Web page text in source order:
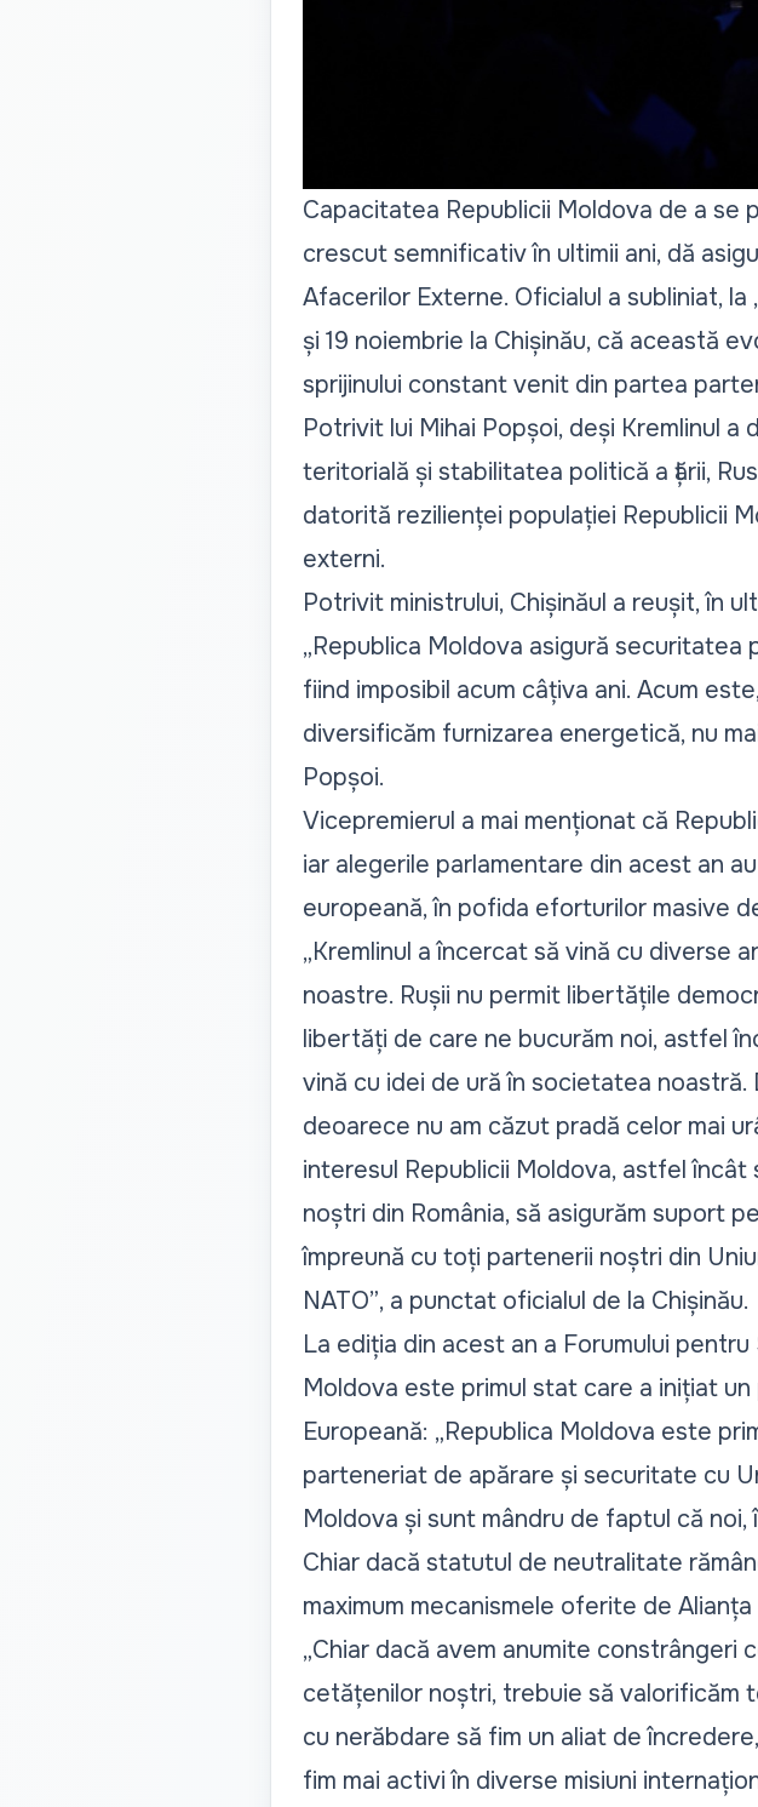
Capacitatea Republicii Moldova de a se
crescut semnificativ în ultimii ani, dă
Afacerilor Externe. Oficialul a subliniat,
și 19 noiembrie la Chișinău, că această
sprijinului constant venit din partea
Potrivit lui Mihai Popșoi, deși Kremlinul
teritorială și stabilitatea politică a țării,
datorită rezilienței populației Republicii
externi.
Potrivit ministrului, Chișinăul a reușit, în
„Republica Moldova asigură
fiind imposibil acum câțiva ani. Acum
diversificăm furnizarea energetică, nu
Popșoi.
Vicepremierul a mai menționat că
iar alegerile parlamentare din acest an
europeană, în pofida eforturilor masive
„Kremlinul a încercat să vină cu diverse
noastre. Rușii nu permit libertățile
libertăți de care ne bucurăm noi, astfel
vină cu idei de ură în societatea
deoarece nu am căzut pradă celor mai
interesul Republicii Moldova, astfel încât
noștri din România, să asigurăm suport
împreună cu toți partenerii noștri din
NATO”, a punctat oficialul de la Chișinău.
La ediția din acest an a Forumului
Moldova este primul stat care a inițiat
Europeană: „Republica Moldova este
parteneriat de apărare și securitate cu
Moldova și sunt mândru de faptul că
Chiar dacă statutul de neutralitate
maximum mecanismele oferite de
„Chiar dacă avem anumite constrângeri
cetățenilor noștri, trebuie să valorificăm
cu nerăbdare să fim un aliat de
fim mai activi în diverse misiuni